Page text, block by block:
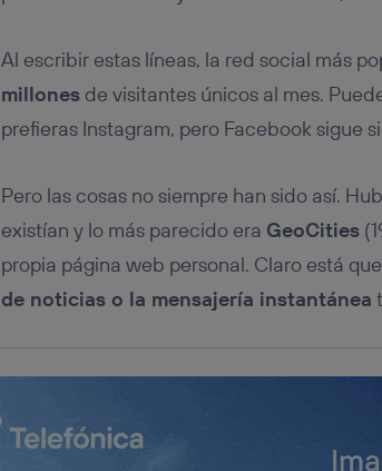
Al escribir estas líneas, la red social más
millonesde visitantes únicos al mes.
prefieras Instagram, pero Facebook sigue
Pero las cosas no siempre han sido así.
existían y lo más parecido era GeoCities
propia página web personal. Claro está
de noticias o la mensajería instantánea
conexión de
realizará en función de las
hayan dado su consentimiento.
Puedes gestionar los
inferior de esta página web o
Para más información, consulta la